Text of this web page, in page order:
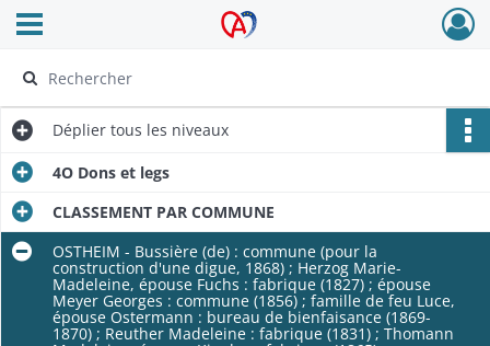
Archives Alsace - Colmar
Ouvrir le menu déroulant
Déplier tous les niveaux
4O Dons et legs
CLASSEMENT PAR COMMUNE
OSTHEIM - Bussière (de) : commune (pour la
construction d'une digue, 1868) ; Herzog Marie-
Madeleine, épouse Fuchs : fabrique (1827) ; épouse
Meyer Georges : commune (1856) ; famille de feu Luce,
épouse Ostermann : bureau de bienfaisance (1869-
1870) ; Reuther Madeleine : fabrique (1831) ; Thomann